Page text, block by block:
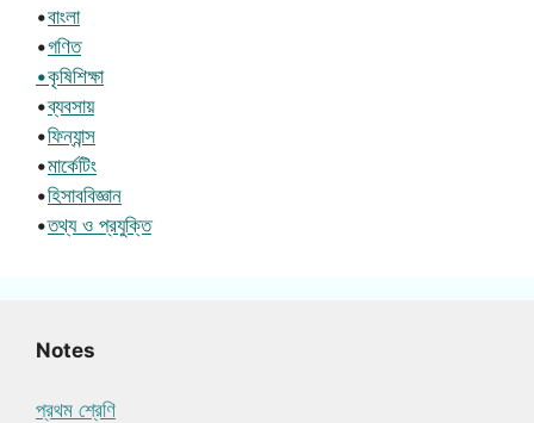
•বাংলা
•গণিত
•কৃষিশিক্ষা
•ব্যবসায়
•ফিন্যান্স
•মার্কেটিং
•হিসাববিজ্ঞান
•তথ্য ও প্রযুক্তি
Notes
প্রথম শ্রেণি